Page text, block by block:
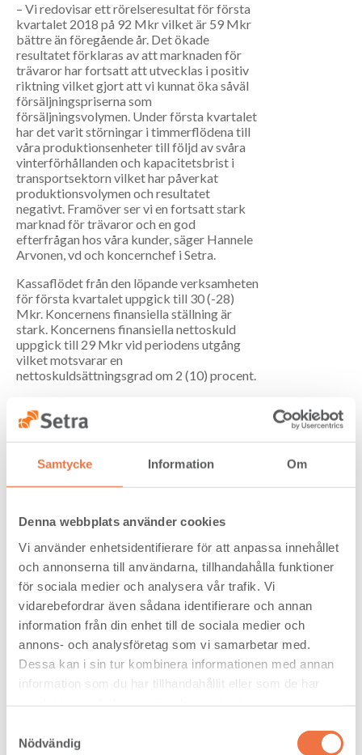
Samtycke Information Om
Denna webbplats använder cookies
Vi använder enhetsidentifierare för att anpassa innehållet
och annonserna till användarna, tillhandahålla funktioner
för sociala medier och analysera vår trafik. Vi
vidarebefordrar även sådana identifierare och annan
information från din enhet till de sociala medier och
annons- och analysföretag som vi samarbetar med.
Dessa kan i sin tur kombinera informationen med annan
information som du har tillhandahållit eller som de har
Nödvändig
– Vi redovisar ett rörelseresultat för första
kvartalet 2018 på 92 Mkr vilket är 59 Mkr
bättre än föregående år. Det ökade
resultatet förklaras av att marknaden för
trävaror har fortsatt att utvecklas i positiv
riktning vilket gjort att vi kunnat öka såväl
försäljningspriserna som
försäljningsvolymen. Under första kvartalet
har det varit störningar i timmerflödena till
våra produktionsenheter till följd av svåra
vinterförhållanden och kapacitetsbrist i
transportsektorn vilket har påverkat
produktionsvolymen och resultatet
negativt. Framöver ser vi en fortsatt stark
marknad för trävaror och en god
efterfrågan hos våra kunder, säger Hannele
Arvonen, vd och koncernchef i Setra.
Kassaflödet från den löpande verksamheten
för första kvartalet uppgick till 30 (-28)
Mkr. Koncernens finansiella ställning är
stark. Koncernens finansiella nettoskuld
uppgick till 29 Mkr vid periodens utgång
vilket motsvarar en
nettoskuldsättningsgrad om 2 (10) procent.
tillverkning av komponenter och KL-trä i
Långshyttan. Med dessa investeringar
Långshyttan, samtidigt som den befintliga
förädlingsgrad och stärker sin långsiktiga
konkurrenskraft.
Årsstämma i Setra Group AB har hållits idag
och stämman beslutade om utdelning med
1,12 kr per aktie för räkenskapsåret 2017,
totalt ca 58 Mkr.
Nyckeltal
jan-mar (3
mån)
Rörelseresultat, Mkr